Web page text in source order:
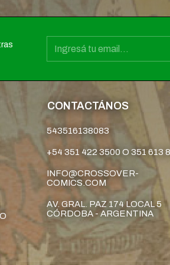
CONTACTÁNOS
543516138083
+54 351 422 3500 O 351 613
INFO@CROSSOVER-
COMICS.COM
AV. GRAL. PAZ 174 LOCAL 5
CÓRDOBA - ARGENTINA